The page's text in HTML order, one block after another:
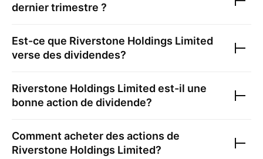
dernier trimestre ?
Est-ce que Riverstone Holdings Limited
verse des dividendes?
Riverstone Holdings Limited est-il une
bonne action de dividende?
Comment acheter des actions de
Riverstone Holdings Limited?